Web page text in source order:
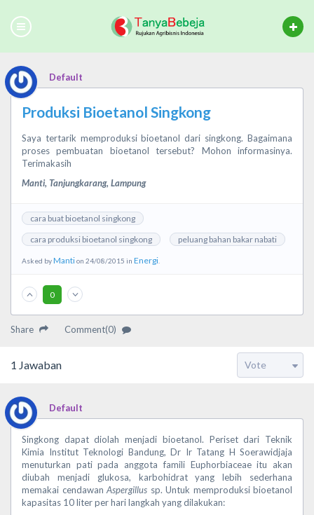
Default
Produksi Bioetanol Singkong
Saya tertarik memproduksi bioetanol dari singkong. Bagaimana
proses pembuatan bioetanol tersebut? Mohon informasinya.
Terimakasih
Manti, Tanjungkarang, Lampung
cara buat bioetanol singkong
cara produksi bioetanol singkong
peluang bahan bakar nabati
Asked byMantion 24/08/2015 in Energi
0
Share Comment(0)
1 Jawaban
Default
Singkong dapat diolah menjadi bioetanol. Periset dari Teknik
Kimia Institut Teknologi Bandung, Dr Ir Tatang H Soerawidjaja
menuturkan pati pada anggota famili Euphorbiaceae itu akan
diubah menjadi glukosa, karbohidrat yang lebih sederhana
memakai cendawan Aspergillus sp. Untuk memproduksi bioetanol
kapasitas 10 liter per hari langkah yang dilakukan: